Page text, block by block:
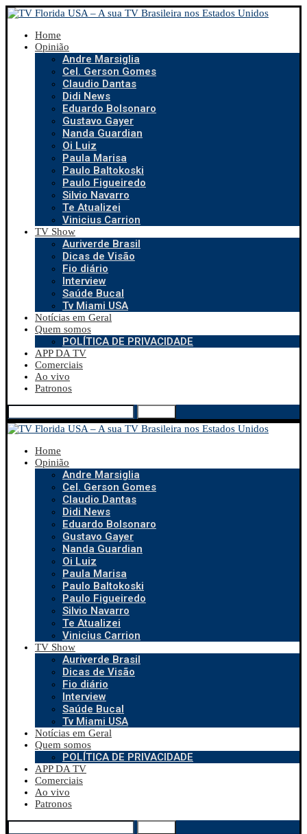
Home
Opinião
Andre Marsiglia
Cel. Gerson Gomes
Claudio Dantas
Didi News
Eduardo Bolsonaro
Gustavo Gayer
Nanda Guardian
Oi Luiz
Paula Marisa
Paulo Baltokoski
Paulo Figueiredo
Silvio Navarro
Te Atualizei
Vinicius Carrion
TV Show
Auriverde Brasil
Dicas de Visão
Fio diário
Interview
Saúde Bucal
Tv Miami USA
Notícias em Geral
Quem somos
POLÍTICA DE PRIVACIDADE
APP DA TV
Comerciais
Ao vivo
Patronos
Home
Opinião
Andre Marsiglia
Cel. Gerson Gomes
Claudio Dantas
Didi News
Eduardo Bolsonaro
Gustavo Gayer
Nanda Guardian
Oi Luiz
Paula Marisa
Paulo Baltokoski
Paulo Figueiredo
Silvio Navarro
Te Atualizei
Vinicius Carrion
TV Show
Auriverde Brasil
Dicas de Visão
Fio diário
Interview
Saúde Bucal
Tv Miami USA
Notícias em Geral
Quem somos
POLÍTICA DE PRIVACIDADE
APP DA TV
Comerciais
Ao vivo
Patronos